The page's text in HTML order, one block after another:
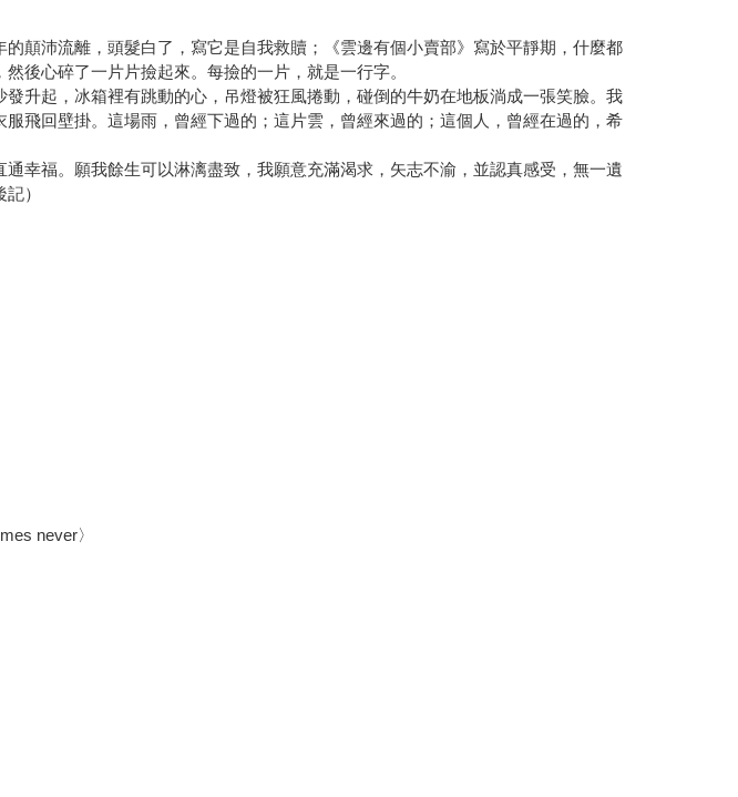
顛沛流離，頭髮白了，寫它是自我救贖；《雲邊有個小賣部》寫於平靜期，什麼都
後心碎了一片片撿起來。每撿的一片，就是一行字。
升起，冰箱裡有跳動的心，吊燈被狂風捲動，碰倒的牛奶在地板淌成一張笑臉。我
飛回壁掛。這場雨，曾經下過的；這片雲，曾經來過的；這個人，曾經在過的，希
幸福。願我餘生可以淋漓盡致，我願意充滿渴求，矢志不渝，並認真感受，無一遺
）
never〉